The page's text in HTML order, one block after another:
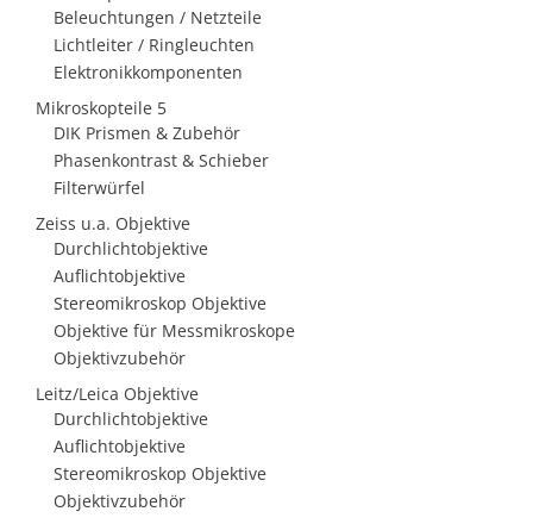
Beleuchtungen / Netzteile
Lichtleiter / Ringleuchten
Elektronikkomponenten
Mikroskopteile 5
DIK Prismen & Zubehör
Phasenkontrast & Schieber
Filterwürfel
Zeiss u.a. Objektive
Durchlichtobjektive
Auflichtobjektive
Stereomikroskop Objektive
Objektive für Messmikroskope
Objektivzubehör
Leitz/Leica Objektive
Durchlichtobjektive
Auflichtobjektive
Stereomikroskop Objektive
Objektivzubehör